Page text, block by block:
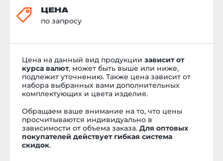
ЦЕНА
по запросу
Цена на данный вид продукции зависит от
курса валют, может быть выше или ниже,
подлежит уточнению. Также цена зависит от
набора выбранных вами дополнительных
комплектующих и цвета изделия.
Обращаем ваше внимание на то, что цены
просчитываются индивидуально в
зависимости от объема заказа. Для оптовых
покупателей действует гибкая система
скидок.